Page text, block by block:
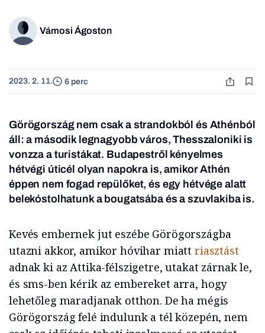
Vámosi Ágoston
2023. 2. 11. 6 perc
Görögország nem csak a strandokból és Athénból
áll: a második legnagyobb város, Thesszaloniki is
vonzza a turistákat. Budapestről kényelmes
hétvégi úticél olyan napokra is, amikor Athén
éppen nem fogad repülőket, és egy hétvége alatt
belekóstolhatunk a bougatsába és a szuvlakiba is.
Kevés embernek jut eszébe Görögországba
utazni akkor, amikor hóvihar miatt riasztást
adnak ki az Attika-félszigetre, utakat zárnak le,
és sms-ben kérik az embereket arra, hogy
lehetőleg maradjanak otthon. De ha mégis
Görögország felé indulunk a tél közepén, nem